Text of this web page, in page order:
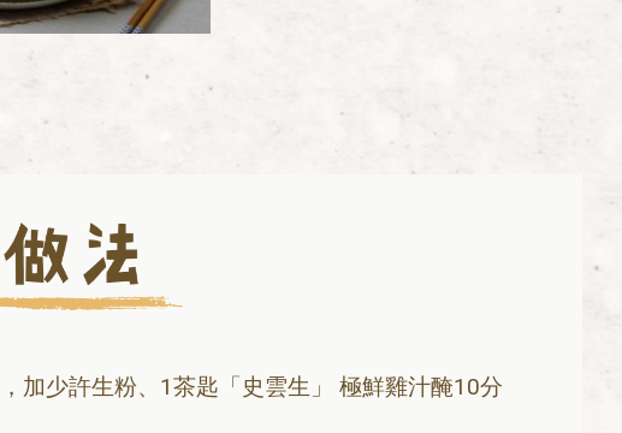
加少許生粉、1茶匙「史雲生」 極鮮雞汁醃10分